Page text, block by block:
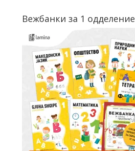
Вежбанки за 1 одделение